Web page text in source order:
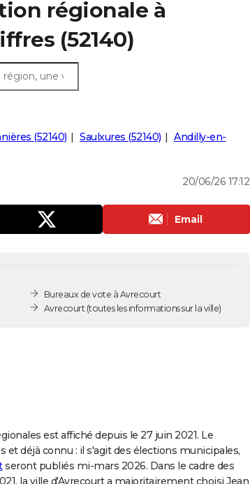
régionale à
(52140)
(52140) Saulxures (52140)
Andilly-en-
20/06/26 17:12
Email
Bureaux de vote à Avrecourt
Avrecourt (toutes les informations sur la ville)
est affiché depuis le 27 juin 2021. Le
déjà connu : il s'agit des élections municipales,
seront publiés mi-mars 2026. Dans le cadre des
la ville d'Avrecourt a majoritairement choisi Jean